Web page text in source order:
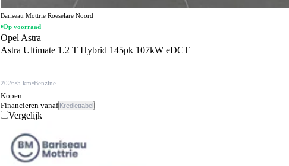
Bariseau Mottrie Roeselare Noord
Op voorraad
Opel Astra
Astra Ultimate 1.2 T Hybrid 145pk 107kW eDCT
2026 5 km Benzine
Kopen
Financieren vanaf Krediettabel
Vergelijk